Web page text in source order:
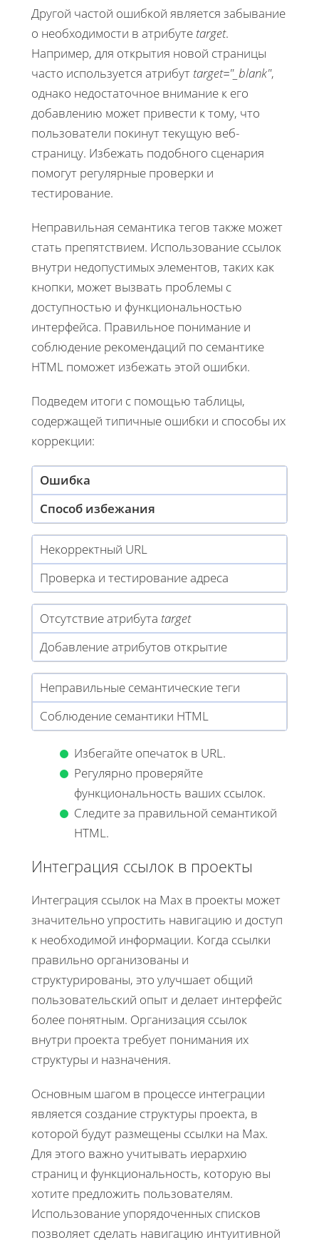
Другой частой ошибкой является забывание
о необходимости в атрибуте target.
Например, для открытия новой страницы
часто используется атрибут target="_blank",
однако недостаточное внимание к его
добавлению может привести к тому, что
пользователи покинут текущую веб-
страницу. Избежать подобного сценария
помогут регулярные проверки и
тестирование.
Неправильная семантика тегов также может
стать препятствием. Использование ссылок
внутри недопустимых элементов, таких как
кнопки, может вызвать проблемы с
доступностью и функциональностью
интерфейса. Правильное понимание и
соблюдение рекомендаций по семантике
HTML поможет избежать этой ошибки.
Подведем итоги с помощью таблицы,
содержащей типичные ошибки и способы их
коррекции:
Ошибка
Способ избежания
Некорректный URL
Проверка и тестирование адреса
Отсутствие атрибута target
Добавление атрибутов открытие
Неправильные семантические теги
Соблюдение семантики HTML
Избегайте опечаток в URL.
Регулярно проверяйте
функциональность ваших ссылок.
Следите за правильной семантикой
HTML.
Интеграция ссылок в проекты
Интеграция ссылок на Max в проекты может
значительно упростить навигацию и доступ
к необходимой информации. Когда ссылки
правильно организованы и
структурированы, это улучшает общий
пользовательский опыт и делает интерфейс
более понятным. Организация ссылок
внутри проекта требует понимания их
структуры и назначения.
Основным шагом в процессе интеграции
является создание структуры проекта, в
которой будут размещены ссылки на Max.
Для этого важно учитывать иерархию
страниц и функциональность, которую вы
хотите предложить пользователям.
Использование упорядоченных списков
позволяет сделать навигацию интуитивной